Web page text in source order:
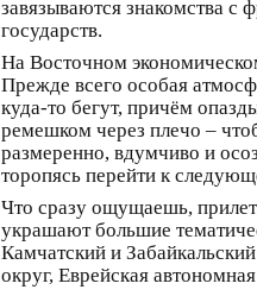
завязываются знакомства с
государств.
На Восточном
Прежде всего особая
куда-то бегут, причём
ремешком через плечо –
размеренно, вдумчиво и
торопясь перейти к
Что сразу ощущаешь,
украшают большие
Камчатский и
округ, Еврейская